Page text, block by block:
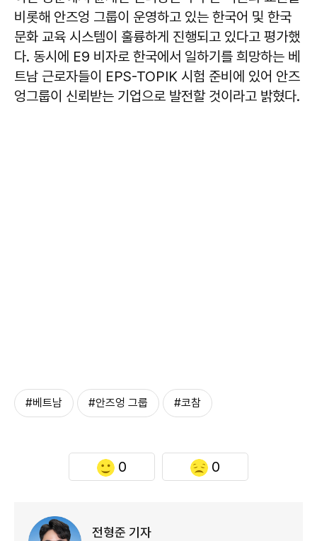
비롯해 안즈엉 그룹이 운영하고 있는 한국어 및 한국
문화 교육 시스템이 훌륭하게 진행되고 있다고 평가했
다. 동시에 E9 비자로 한국에서 일하기를 희망하는 베
트남 근로자들이 EPS-TOPIK 시험 준비에 있어 안즈
엉그룹이 신뢰받는 기업으로 발전할 것이라고 밝혔다.
#베트남 #안즈엉 그룹 #코참
0 0
전형준 기자